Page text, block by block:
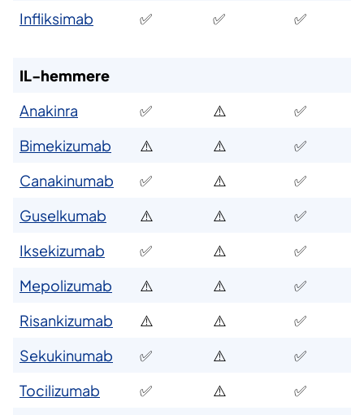
Infliksimab ✅ ✅ ✅
IL-hemmere
Anakinra
✅ ⚠️
✅
Bimekizumab
⚠️ ⚠️
✅
Canakinumab
✅ ⚠️
✅
Guselkumab
⚠️ ⚠️
✅
Iksekizumab
✅ ⚠️
✅
Mepolizumab
⚠️ ⚠️
✅
Risankizumab
⚠️ ⚠️
✅
Sekukinumab
✅ ⚠️
✅
Tocilizumab
✅ ⚠️
✅